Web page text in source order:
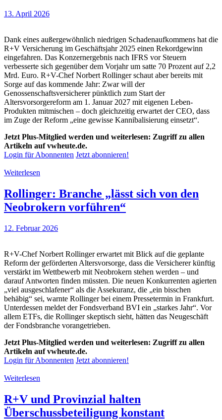
13. April 2026
Dank eines außergewöhnlich niedrigen Schadenaufkommens hat die
R+V Versicherung im Geschäftsjahr 2025 einen Rekordgewinn
eingefahren. Das Konzernergebnis nach IFRS vor Steuern
verbesserte sich gegenüber dem Vorjahr um satte 70 Prozent auf 2,2
Mrd. Euro. R+V-Chef Norbert Rollinger schaut aber bereits mit
Sorge auf das kommende Jahr: Zwar will der
Genossenschaftsversicherer pünktlich zum Start der
Altersvorsorgereform am 1. Januar 2027 mit eigenen Leben-
Produkten mitmischen – doch gleichzeitig erwartet der CEO, dass
im Zuge der Reform „eine gewisse Kannibalisierung einsetzt“.
Jetzt Plus-Mitglied werden und weiterlesen: Zugriff zu allen
Artikeln auf vwheute.de.
Login für Abonnenten Jetzt abonnieren!
Weiterlesen
Rollinger: Branche „lässt sich von den
Neobrokern vorführen“
12. Februar 2026
R+V-Chef Norbert Rollinger erwartet mit Blick auf die geplante
Reform der geförderten Altersvorsorge, dass die Versicherer künftig
verstärkt im Wettbewerb mit Neobrokern stehen werden – und
darauf Antworten finden müssten. Die neuen Konkurrenten agierten
„viel ausgeschlafener“ als die Assekuranz, die „ein bisschen
behäbig“ sei, warnte Rollinger bei einem Pressetermin in Frankfurt.
Unterdessen meldet der Fondsverband BVI ein „starkes Jahr“. Vor
allem ETFs, die Rollinger skeptisch sieht, hätten das Neugeschäft
der Fondsbranche vorangetrieben.
Jetzt Plus-Mitglied werden und weiterlesen: Zugriff zu allen
Artikeln auf vwheute.de.
Login für Abonnenten Jetzt abonnieren!
Weiterlesen
R+V und Provinzial halten
Überschussbeteiligung konstant